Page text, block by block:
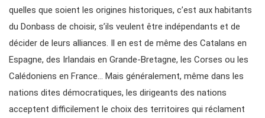
quelles que soient les origines historiques, c’est aux habitants
du Donbass de choisir, s’ils veulent être indépendants et de
décider de leurs alliances. Il en est de même des Catalans en
Espagne, des Irlandais en Grande-Bretagne, les Corses ou les
Calédoniens en France… Mais généralement, même dans les
nations dites démocratiques, les dirigeants des nations
acceptent difficilement le choix des territoires qui réclament